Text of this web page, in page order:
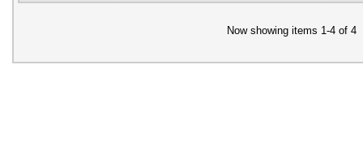
Now showing items 1-4 of 4